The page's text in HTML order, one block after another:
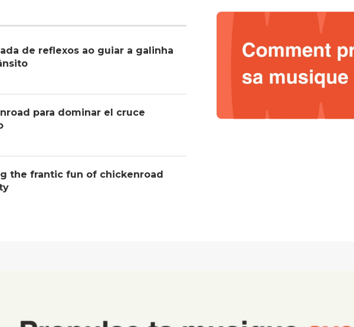
de reflexos ao guiar a galinha
para dominar el cruce
the frantic fun of chickenroad